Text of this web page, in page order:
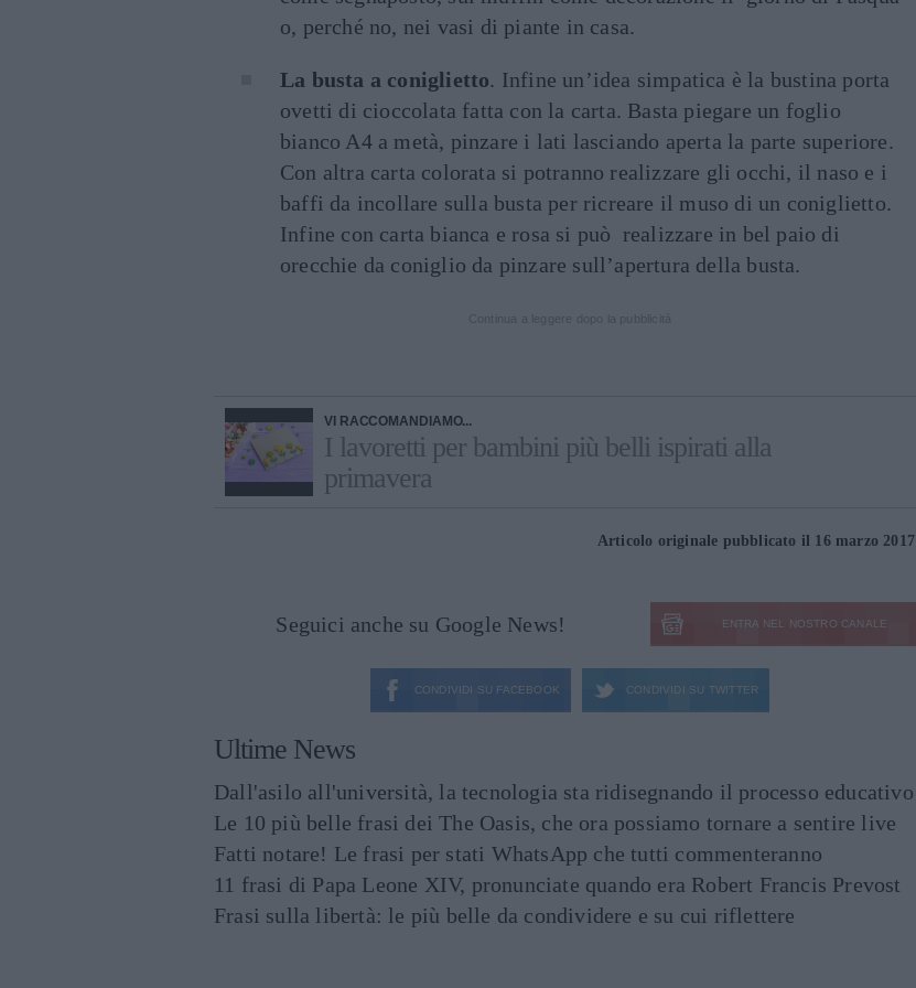
o, perché no, nei vasi di piante in casa.
La busta a coniglietto. Infine un’idea simpatica è la bustina porta
ovetti di cioccolata fatta con la carta. Basta piegare un foglio
bianco A4 a metà, pinzare i lati lasciando aperta la parte superiore.
Con altra carta colorata si potranno realizzare gli occhi, il naso e i
baffi da incollare sulla busta per ricreare il muso di un coniglietto.
Infine con carta bianca e rosa si può realizzare in bel paio di
orecchie da coniglio da pinzare sull’apertura della busta.
VI RACCOMANDIAMO...
I lavoretti per bambini più belli ispirati alla
primavera
Articolo originale pubblicato il 16 marzo 2017
Seguici anche su Google News! ENTRA NEL NOSTRO CANALE
CONDIVIDI SU FACEBOOK CONDIVIDI SU TWITTER
Ultime News
Dall'asilo all'università, la tecnologia sta ridisegnando il processo educativo
Le 10 più belle frasi dei The Oasis, che ora possiamo tornare a sentire live
Fatti notare! Le frasi per stati WhatsApp che tutti commenteranno
11 frasi di Papa Leone XIV, pronunciate quando era Robert Francis Prevost
Frasi sulla libertà: le più belle da condividere e su cui riflettere